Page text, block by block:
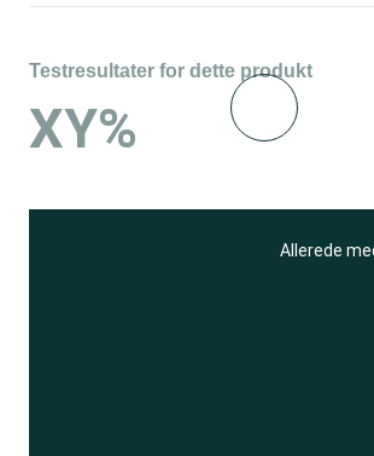
Testresultater for dette produkt
XY%
Allerede